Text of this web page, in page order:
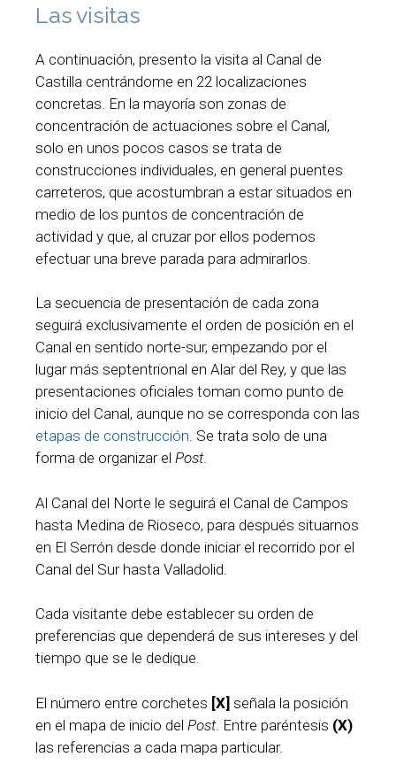
Las visitas
A continuación, presento la visita al Canal de
Castilla centrándome en 22 localizaciones
concretas. En la mayoría son zonas de
concentración de actuaciones sobre el Canal,
solo en unos pocos casos se trata de
construcciones individuales, en general puentes
carreteros, que acostumbran a estar situados en
medio de los puntos de concentración de
actividad y que, al cruzar por ellos podemos
efectuar una breve parada para admirarlos.
La secuencia de presentación de cada zona
seguirá exclusivamente el orden de posición en el
Canal en sentido norte-sur, empezando por el
lugar más septentrional en Alar del Rey, y que las
presentaciones oficiales toman como punto de
inicio del Canal, aunque no se corresponda con las
etapas de construcción. Se trata solo de una
forma de organizar el Post.
Al Canal del Norte le seguirá el Canal de Campos
hasta Medina de Rioseco, para después situarnos
en El Serrón desde donde iniciar el recorrido por el
Canal del Sur hasta Valladolid.
Cada visitante debe establecer su orden de
preferencias que dependerá de sus intereses y del
tiempo que se le dedique.
El número entre corchetes [X] señala la posición
en el mapa de inicio del Post. Entre paréntesis (X)
las referencias a cada mapa particular.